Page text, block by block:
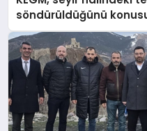
söndürüldüğünü
buldu